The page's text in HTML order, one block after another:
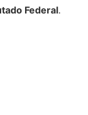
Federal.